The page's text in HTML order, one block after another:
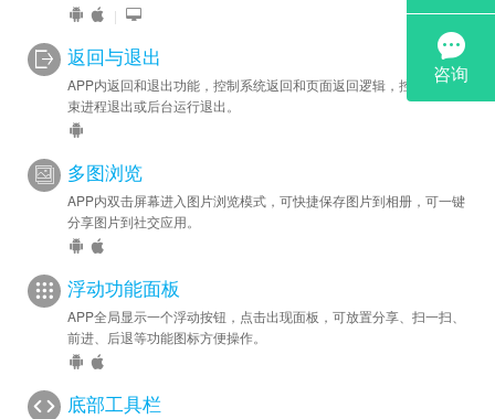
|
返回与退出
APP内返回和退出功能，控制系统返回和页面返回逻辑，控制APP结
束进程退出或后台运行退出。
多图浏览
APP内双击屏幕进入图片浏览模式，可快捷保存图片到相册，可一键
分享图片到社交应用。
浮动功能面板
APP全局显示一个浮动按钮，点击出现面板，可放置分享、扫一扫、
前进、后退等功能图标方便操作。
底部工具栏